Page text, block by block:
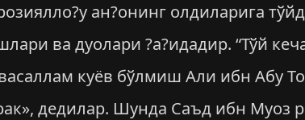
ан?онинг олдиларига
ва дуолари ?а?идадир. “Тўй
куёв бўлмиш Али ибн Абу
дедилар. Шунда Саъд ибн Муоз